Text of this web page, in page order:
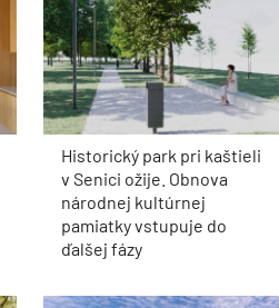
Historický park pri kaštieli
v Senici ožije. Obnova
národnej kultúrnej
pamiatky vstupuje do
ďalšej fázy